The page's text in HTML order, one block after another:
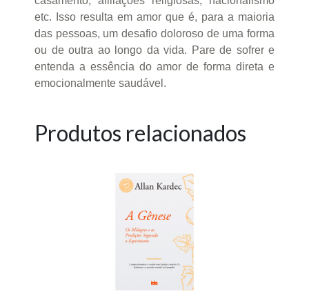
etc. Isso resulta em amor que é, para a maioria
das pessoas, um desafio doloroso de uma forma
ou de outra ao longo da vida. Pare de sofrer e
entenda a essência do amor de forma direta e
emocionalmente saudável.
Produtos relacionados